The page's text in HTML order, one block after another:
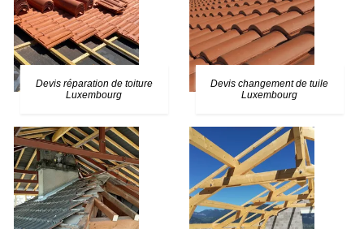
Devis réparation de toiture
Luxembourg
Devis changement de tuile
Luxembourg